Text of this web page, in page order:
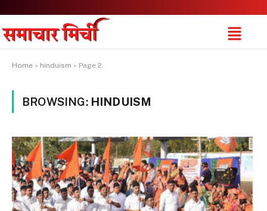
Home » hinduism » Page 2
BROWSING: HINDUISM